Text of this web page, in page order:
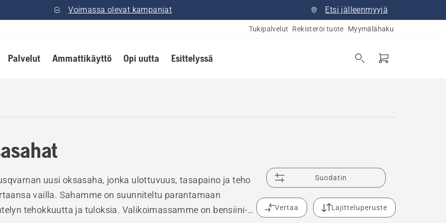
Voimassa olevat kampanjat Etsi jälleenmyyjä
Tukipalvelut Rekisteröi tuote Myymälähaku
Palvelut Ammattikäyttö Opi uutta Esittelyssä
uusi oksasaha, jonka ulottuvuus, tasapaino ja teho
vailla. Sahamme on suunniteltu parantamaan
tehokkuutta ja tuloksia. Valikoimassamme on bensiini-
Suodatin
Vertaa Lajitteluperuste